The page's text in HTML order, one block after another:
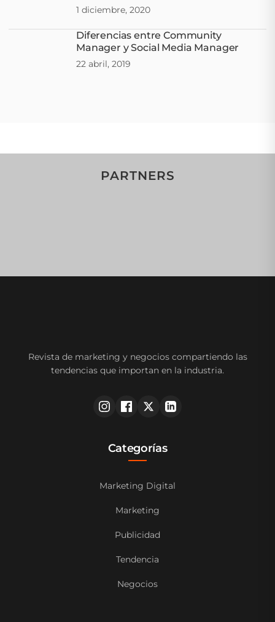
1 diciembre, 2020
Diferencias entre Community
Manager y Social Media Manager
22 abril, 2019
PARTNERS
Revista de marketing y negocios compartiendo las
tendencias que importan en la industria.
Categorías
Marketing Digital
Marketing
Publicidad
Tendencia
Negocios